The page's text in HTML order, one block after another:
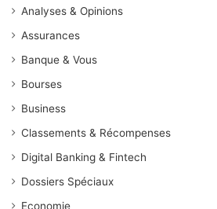
Analyses & Opinions
Assurances
Banque & Vous
Bourses
Business
Classements & Récompenses
Digital Banking & Fintech
Dossiers Spéciaux
Economie